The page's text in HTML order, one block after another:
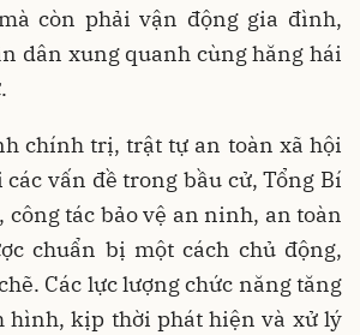
còn phải vận động gia đình,
dân xung quanh cùng hăng hái
chính trị, trật tự an toàn xã hội
vấn đề trong bầu cử, Tổng Bí
tác bảo vệ an ninh, an toàn
chuẩn bị một cách chủ động,
Các lực lượng chức năng tăng
hình, kịp thời phát hiện và xử lý